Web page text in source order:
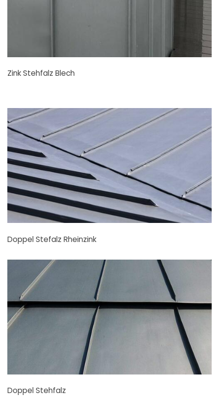
Zink Stehfalz Blech
Doppel Stefalz Rheinzink
Doppel Stehfalz